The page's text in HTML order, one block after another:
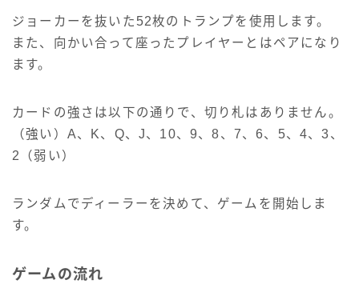
ジョーカーを抜いた52枚のトランプを使用します。
また、向かい合って座ったプレイヤーとはペアになり
ます。
カードの強さは以下の通りで、切り札はありません。
（強い）A、K、Q、J、10、9、8、7、6、5、4、3、
2（弱い）
ランダムでディーラーを決めて、ゲームを開始しま
す。
ゲームの流れ